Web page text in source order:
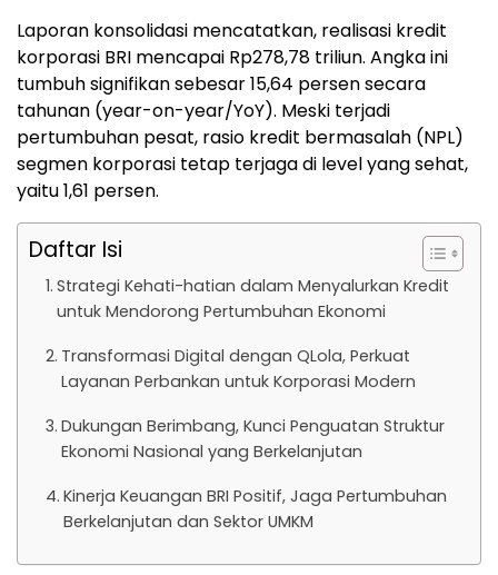
Laporan konsolidasi mencatatkan, realisasi kredit
korporasi BRI mencapai Rp278,78 triliun. Angka ini
tumbuh signifikan sebesar 15,64 persen secara
tahunan (year-on-year/YoY). Meski terjadi
pertumbuhan pesat, rasio kredit bermasalah (NPL)
segmen korporasi tetap terjaga di level yang sehat,
yaitu 1,61 persen.
Daftar Isi
Strategi Kehati-hatian dalam Menyalurkan Kredit
untuk Mendorong Pertumbuhan Ekonomi
Transformasi Digital dengan QLola, Perkuat
Layanan Perbankan untuk Korporasi Modern
Dukungan Berimbang, Kunci Penguatan Struktur
Ekonomi Nasional yang Berkelanjutan
Kinerja Keuangan BRI Positif, Jaga Pertumbuhan
Berkelanjutan dan Sektor UMKM